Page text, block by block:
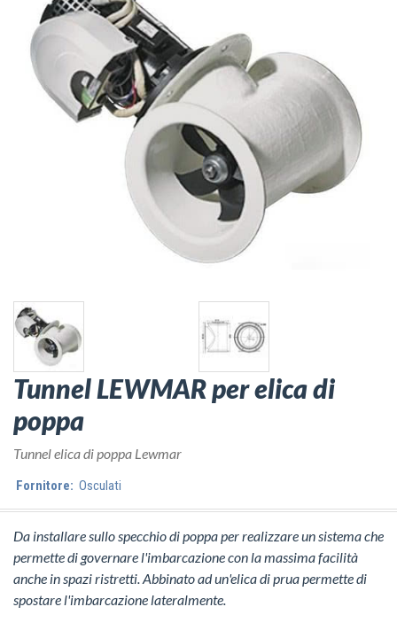
Tunnel LEWMAR per elica di
poppa
Tunnel elica di poppa Lewmar
Fornitore: Osculati
Da installare sullo specchio di poppa per realizzare un sistema che
permette di governare l'imbarcazione con la massima facilità
anche in spazi ristretti. Abbinato ad un'elica di prua permette di
spostare l'imbarcazione lateralmente.